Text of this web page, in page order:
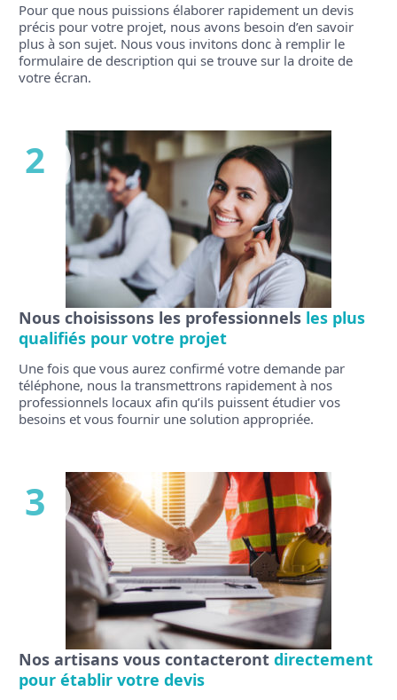
Pour que nous puissions élaborer rapidement un devis
précis pour votre projet, nous avons besoin d’en savoir
plus à son sujet. Nous vous invitons donc à remplir le
formulaire de description qui se trouve sur la droite de
votre écran.
2
Nous choisissons les professionnels les plus
qualifiés pour votre projet
Une fois que vous aurez confirmé votre demande par
téléphone, nous la transmettrons rapidement à nos
professionnels locaux afin qu’ils puissent étudier vos
besoins et vous fournir une solution appropriée.
3
Nos artisans vous contacteront directement
pour établir votre devis